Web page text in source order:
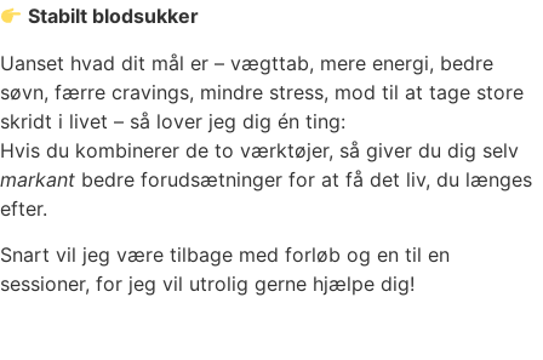
Stabilt blodsukker
Uanset hvad dit mål er – vægttab, mere energi, bedre
søvn, færre cravings, mindre stress, mod til at tage store
skridt i livet – så lover jeg dig én ting:
Hvis du kombinerer de to værktøjer, så giver du dig selv
markant bedre forudsætninger for at få det liv, du længes
efter.
Snart vil jeg være tilbage med forløb og en til en
sessioner, for jeg vil utrolig gerne hjælpe dig!